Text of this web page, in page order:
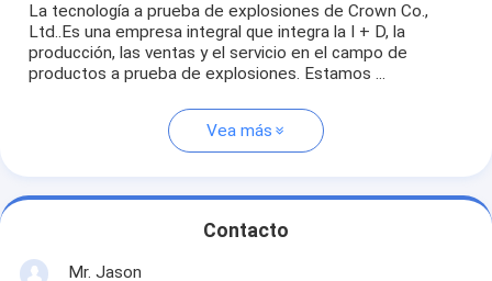
La tecnología a prueba de explosiones de Crown Co.,
Ltd..Es una empresa integral que integra la I + D, la
producción, las ventas y el servicio en el campo de
productos a prueba de explosiones. Estamos ...
Vea más
Contacto
Mr. Jason